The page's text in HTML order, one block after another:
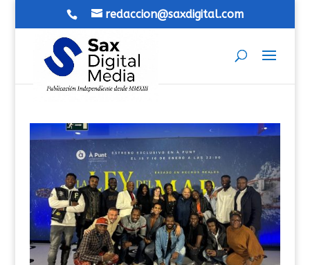
redaccion@saxdigital.com